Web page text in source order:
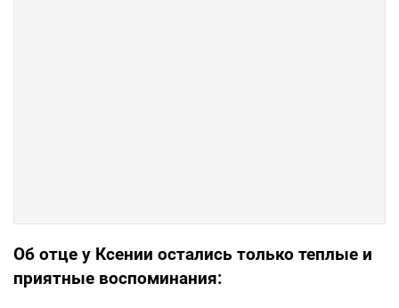
Об отце у Ксении остались только теплые и
приятные воспоминания: